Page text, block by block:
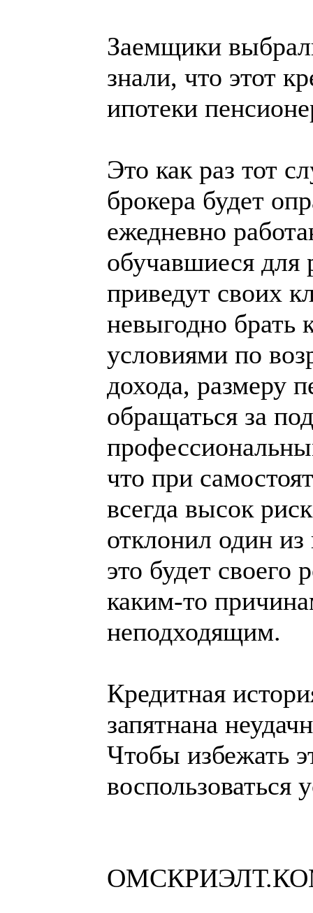
Заемщики
знали, что этот
ипотеки
Это как раз тот
брокера будет
ежедневно
обучавшиеся для
приведут своих
невыгодно
условиями по
дохода, размеру
обращаться за
что при
всегда высок
отклонил один из
это будет своего
каким-то
неподходящим.
Кредитная
запятнана
Чтобы избежать
воспользоваться